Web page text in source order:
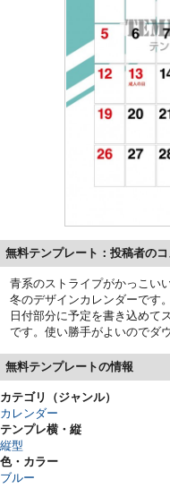
無料テンプレート：投稿者のコ
青系のストライプがかっこい
冬のデザインカレンダーです。
日付部分に予定を書き込めて
です。使い勝手がよいのでダ
無料テンプレートの情報
カテゴリ（ジャンル）
カレンダー
テンプレ横・縦
縦型
色・カラー
ブルー